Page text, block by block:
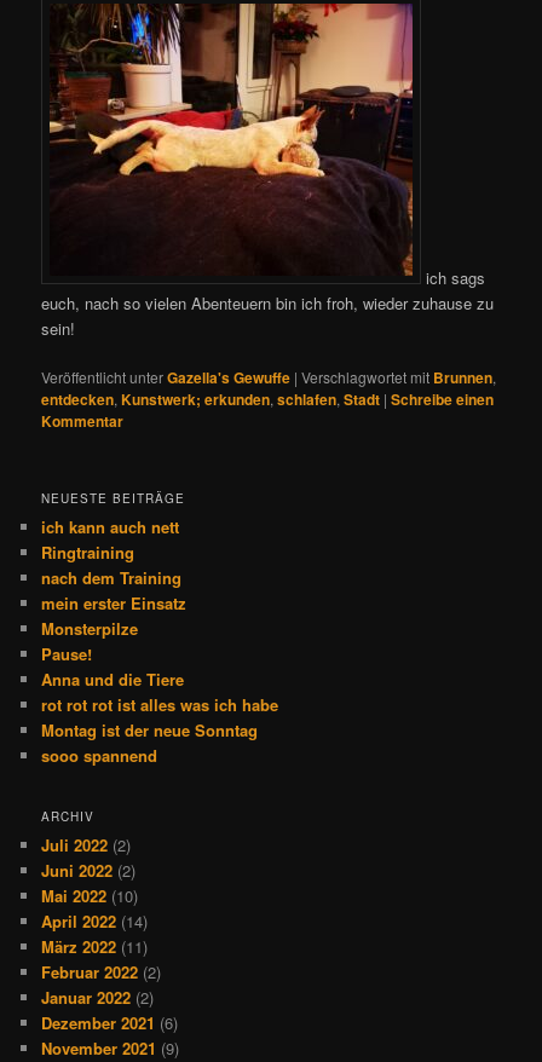
ich sags
euch, nach so vielen Abenteuern bin ich froh, wieder zuhause zu
sein!
Veröffentlicht unterGazella's Gewuffe |Verschlagwortet mit Brunnen,
entdecken,Kunstwerk; erkunden,schlafen,Stadt |Schreibe einen
Kommentar
NEUESTE BEITRÄGE
ich kann auch nett
Ringtraining
nach dem Training
mein erster Einsatz
Monsterpilze
Pause!
Anna und die Tiere
rot rot rot ist alles was ich habe
Montag ist der neue Sonntag
sooo spannend
ARCHIV
Juli 2022 (2)
Juni 2022 (2)
Mai 2022 (10)
April 2022 (14)
März 2022 (11)
Februar 2022 (2)
Januar 2022 (2)
Dezember 2021 (6)
November 2021 (9)